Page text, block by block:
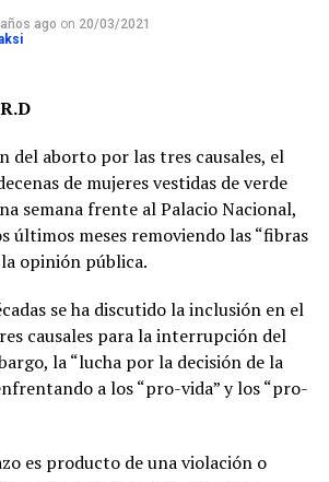
ago on 20/03/2021
del aborto por las tres causales, el
de mujeres vestidas de verde
semana frente al Palacio Nacional,
últimos meses removiendo las “fibras
la opinión pública.
se ha discutido la inclusión en el
causales para la interrupción del
la “lucha por la decisión de la
a los “pro-vida” y los “pro-
es producto de una violación o